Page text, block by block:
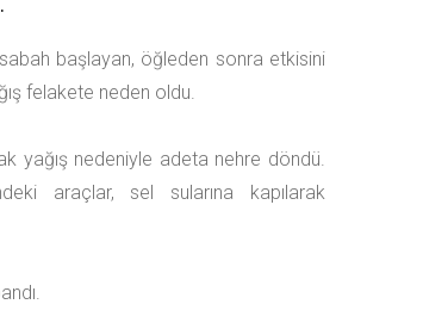
başlayan, öğleden sonra etkisini
felakete neden oldu.
yağış nedeniyle adeta nehre döndü.
araçlar, sel sularına kapılarak